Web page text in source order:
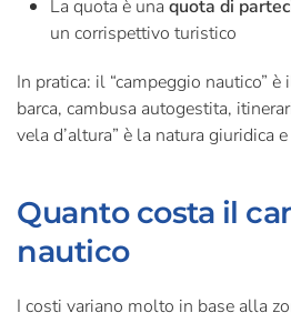
La quota è una quota di
un corrispettivo turistico
In pratica: il “campeggio nautico”
barca, cambusa autogestita,
vela d’altura” è la natura giuridica
Quanto costa il
nautico
I costi variano molto in base alla